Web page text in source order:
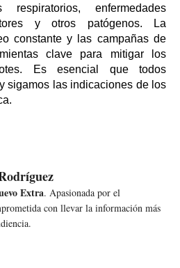
enfermedades
y otros patógenos. La
constante y las campañas de
clave para mitigar los
Es esencial que todos
sigamos las indicaciones de los
Extra. Apasionada por el
con llevar la información más